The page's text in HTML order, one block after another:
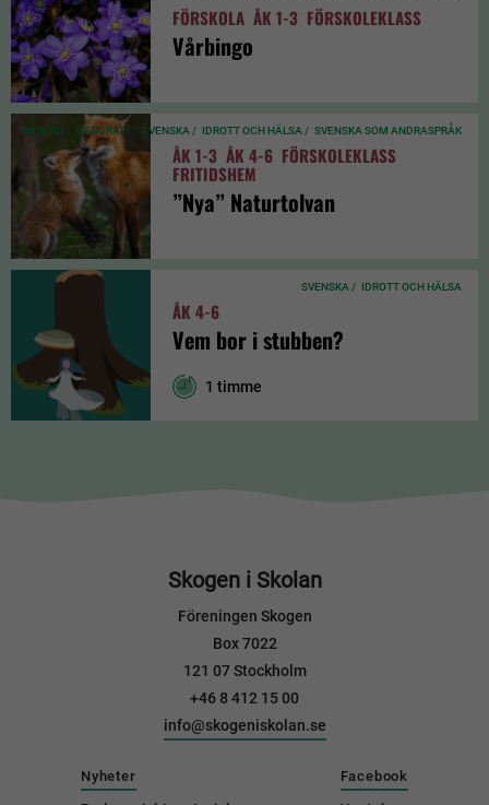
FÖRSKOLA ÅK 1-3 FÖRSKOLEKLASS
Vårbingo
BIOLOGI / GEOGRAFI / SVENSKA / IDROTT OCH HÄLSA / SVENSKA SOM ANDRASPRÅK
ÅK 1-3 ÅK 4-6 FÖRSKOLEKLASS
FRITIDSHEM
”Nya” Naturtolvan
SVENSKA / IDROTT OCH HÄLSA
ÅK 4-6
Vem bor i stubben?
1 timme
Skogen i Skolan
Föreningen Skogen
Box 7022
121 07 Stockholm
+46 8 412 15 00
info@skogeniskolan.se
Nyheter
Facebook